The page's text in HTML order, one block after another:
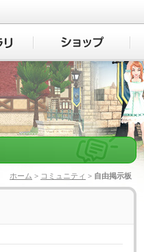
ホーム > コミュニティ > 自由掲示板